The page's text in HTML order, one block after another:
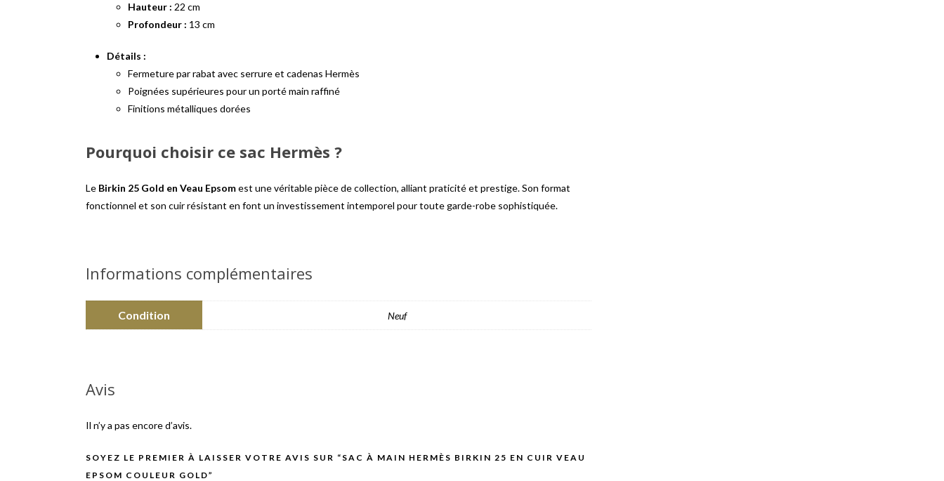
Hauteur : 22 cm
Profondeur : 13 cm
Détails :
Fermeture par rabat avec serrure et cadenas Hermès
Poignées supérieures pour un porté main raffiné
Finitions métalliques dorées
Pourquoi choisir ce sac Hermès ?
Le Birkin 25 Gold en Veau Epsomest une véritable pièce de collection, alliant praticité et prestige. Son format
fonctionnel et son cuir résistant en font un investissement intemporel pour toute garde-robe sophistiquée.
Informations complémentaires
Condition Neuf
Avis
Il n’y a pas encore d’avis.
SOYEZ LE PREMIER À LAISSER VOTRE AVIS SUR “SAC À MAIN HERMÈS BIRKIN 25 EN CUIR VEAU
EPSOM COULEUR GOLD”